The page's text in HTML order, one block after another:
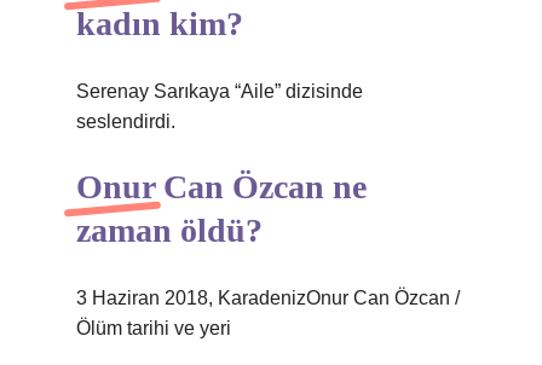
kadın kim?
Serenay Sarıkaya “Aile” dizisinde
seslendirdi.
Onur Can Özcan ne
zaman öldü?
3 Haziran 2018, KaradenizOnur Can Özcan /
Ölüm tarihi ve yeri